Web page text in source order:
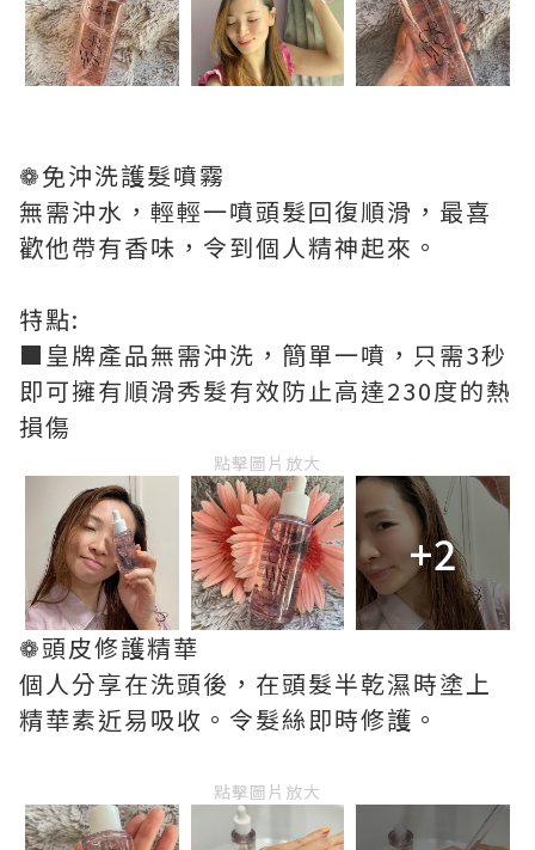
❁免沖洗護髮噴霧
無需沖水，輕輕一噴頭髮回復順滑，最喜
歡他帶有香味，令到個人精神起來。
特點:
■皇牌產品無需沖洗，簡單一噴，只需3秒
即可擁有順滑秀髮有效防止高達230度的熱
損傷
點擊圖片放大
+2
❁頭皮修護精華
個人分享在洗頭後，在頭髮半乾濕時塗上
精華素近易吸收。令髮絲即時修護。
點擊圖片放大